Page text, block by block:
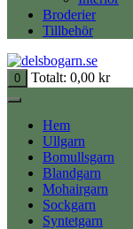
Broderier
Tillbehör
0 Totalt: 0,00 kr
Hem
Ullgarn
Bomullsgarn
Blandgarn
Mohairgarn
Sockgarn
Syntetgarn